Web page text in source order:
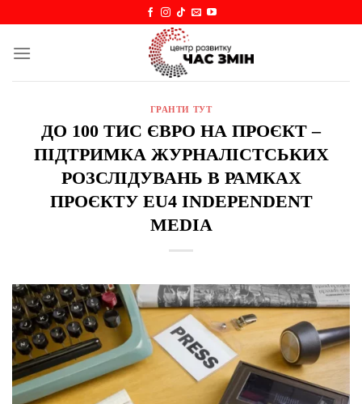
content
ГРАНТИ ТУТ
ДО 100 ТИС ЄВРО НА ПРОЄКТ –
ПІДТРИМКА ЖУРНАЛІСТСЬКИХ
РОЗСЛІДУВАНЬ В РАМКАХ
ПРОЄКТУ EU4 INDEPENDENT
MEDIA